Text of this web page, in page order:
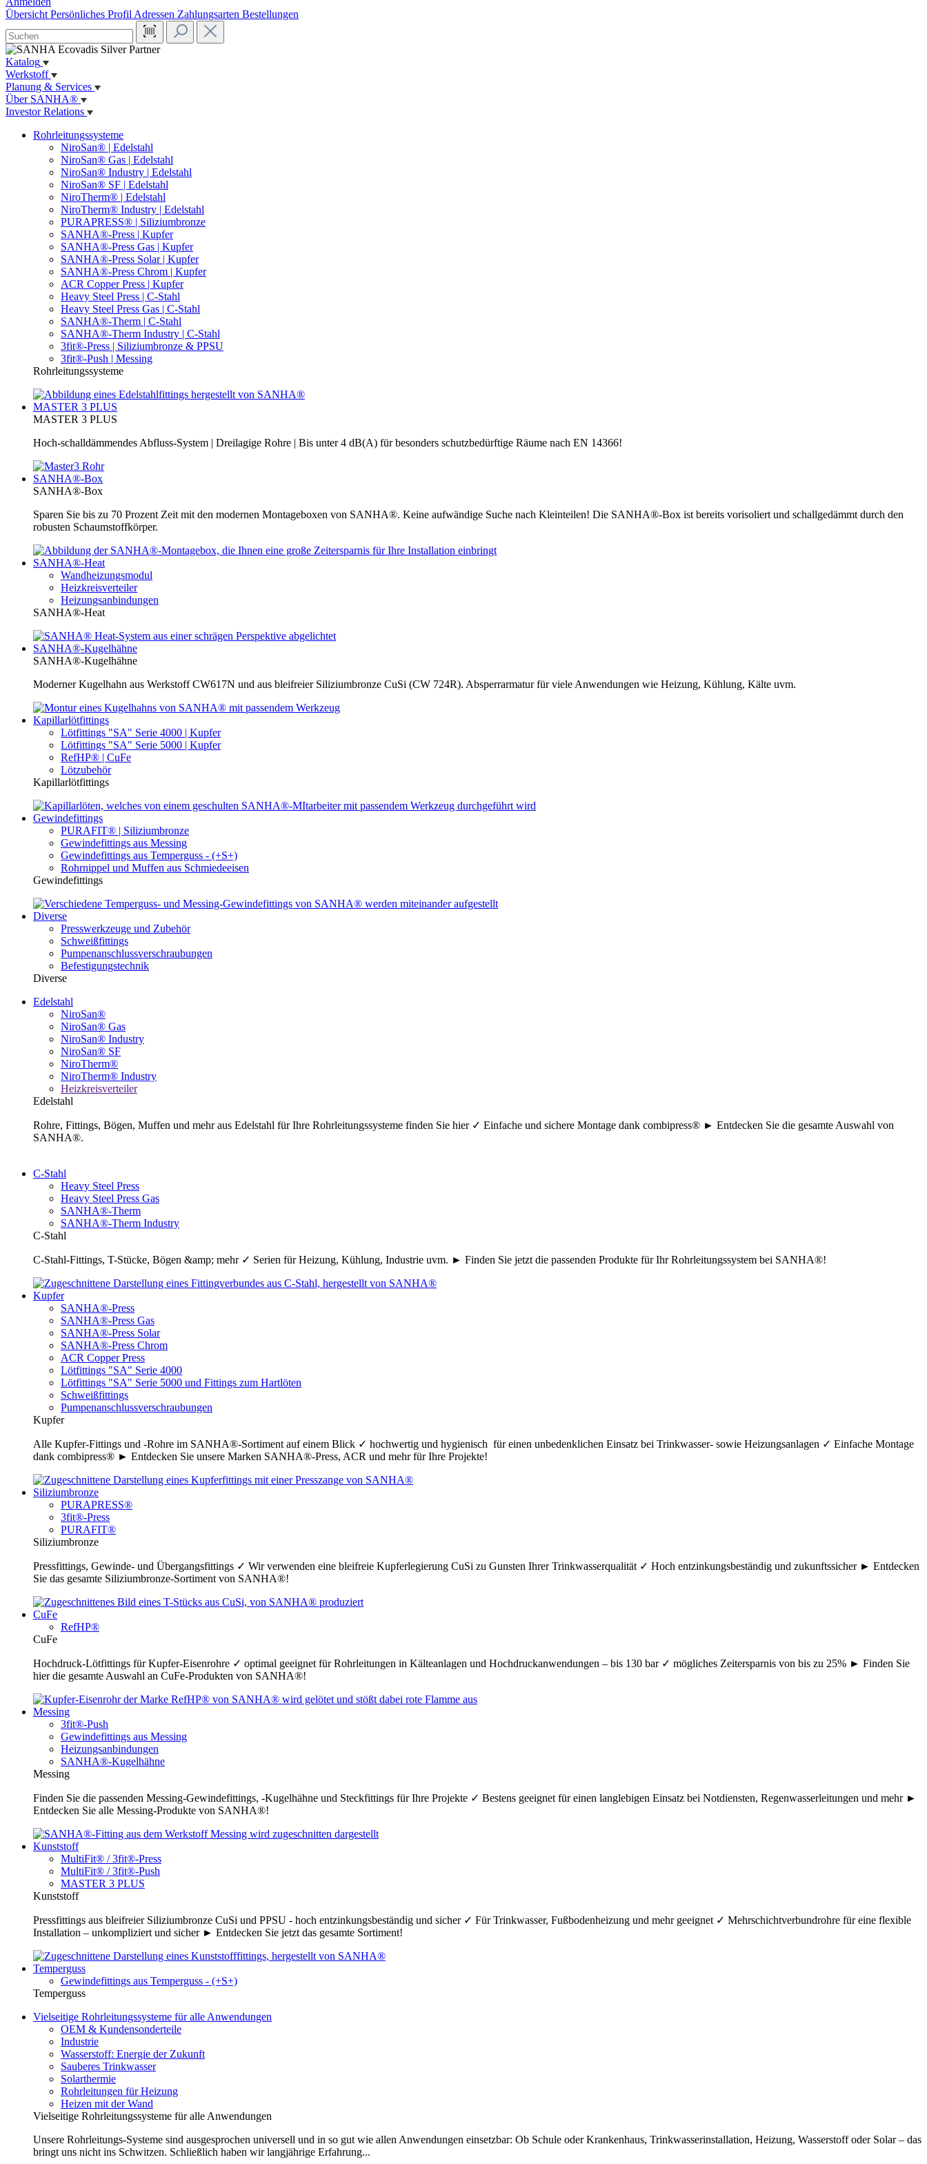
Übersicht Persönliches Profil Adressen Zahlungsarten Bestellungen
Katalog
Werkstoff
Planung & Services
Über SANHA®
Investor Relations
Rohrleitungssysteme
NiroSan® | Edelstahl
NiroSan® Gas | Edelstahl
NiroSan® Industry | Edelstahl
NiroSan® SF | Edelstahl
NiroTherm® | Edelstahl
NiroTherm® Industry | Edelstahl
PURAPRESS® | Siliziumbronze
SANHA®-Press | Kupfer
SANHA®-Press Gas | Kupfer
SANHA®-Press Solar | Kupfer
SANHA®-Press Chrom | Kupfer
ACR Copper Press | Kupfer
Heavy Steel Press | C-Stahl
Heavy Steel Press Gas | C-Stahl
SANHA®-Therm | C-Stahl
SANHA®-Therm Industry | C-Stahl
3fit®-Press | Siliziumbronze & PPSU
3fit®-Push | Messing
Rohrleitungssysteme
MASTER 3 PLUS
MASTER 3 PLUS
Hoch-schalldämmendes Abfluss-System | Dreilagige Rohre | Bis unter 4 dB(A) für besonders schutzbedürftige Räume nach EN 14366!
SANHA®-Box
SANHA®-Box
Sparen Sie bis zu 70 Prozent Zeit mit den modernen Montageboxen von SANHA®. Keine aufwändige Suche nach Kleinteilen! Die SANHA®-Box ist bereits vorisoliert und schallgedämmt durch den
robusten Schaumstoffkörper.
SANHA®-Heat
Wandheizungsmodul
Heizkreisverteiler
Heizungsanbindungen
SANHA®-Heat
SANHA®-Kugelhähne
SANHA®-Kugelhähne
Moderner Kugelhahn aus Werkstoff CW617N und aus bleifreier Siliziumbronze CuSi (CW 724R). Absperrarmatur für viele Anwendungen wie Heizung, Kühlung, Kälte uvm.
Kapillarlötfittings
Lötfittings "SA" Serie 4000 | Kupfer
Lötfittings "SA" Serie 5000 | Kupfer
RefHP® | CuFe
Lötzubehör
Kapillarlötfittings
Gewindefittings
PURAFIT® | Siliziumbronze
Gewindefittings aus Messing
Gewindefittings aus Temperguss - (+S+)
Rohrnippel und Muffen aus Schmiedeeisen
Gewindefittings
Diverse
Presswerkzeuge und Zubehör
Schweißfittings
Pumpenanschlussverschraubungen
Befestigungstechnik
Diverse
Edelstahl
NiroSan®
NiroSan® Gas
NiroSan® Industry
NiroSan® SF
NiroTherm®
NiroTherm® Industry
Heizkreisverteiler
Edelstahl
Rohre, Fittings, Bögen, Muffen und mehr aus Edelstahl für Ihre Rohrleitungssysteme finden Sie hier ✓ Einfache und sichere Montage dank combipress® ► Entdecken Sie die gesamte Auswahl von
SANHA®.
C-Stahl
Heavy Steel Press
Heavy Steel Press Gas
SANHA®-Therm
SANHA®-Therm Industry
C-Stahl
C-Stahl-Fittings, T-Stücke, Bögen &amp; mehr ✓ Serien für Heizung, Kühlung, Industrie uvm. ► Finden Sie jetzt die passenden Produkte für Ihr Rohrleitungssystem bei SANHA®!
Kupfer
SANHA®-Press
SANHA®-Press Gas
SANHA®-Press Solar
SANHA®-Press Chrom
ACR Copper Press
Lötfittings "SA" Serie 4000
Lötfittings "SA" Serie 5000 und Fittings zum Hartlöten
Schweißfittings
Pumpenanschlussverschraubungen
Kupfer
Alle Kupfer-Fittings und -Rohre im SANHA®-Sortiment auf einem Blick ✓ hochwertig und hygienisch für einen unbedenklichen Einsatz bei Trinkwasser- sowie Heizungsanlagen ✓ Einfache Montage
dank combipress® ► Entdecken Sie unsere Marken SANHA®-Press, ACR und mehr für Ihre Projekte!
Siliziumbronze
PURAPRESS®
3fit®-Press
PURAFIT®
Siliziumbronze
Pressfittings, Gewinde- und Übergangsfittings ✓ Wir verwenden eine bleifreie Kupferlegierung CuSi zu Gunsten Ihrer Trinkwasserqualität ✓ Hoch entzinkungsbeständig und zukunftssicher ► Entdecken
Sie das gesamte Siliziumbronze-Sortiment von SANHA®!
CuFe
RefHP®
CuFe
Hochdruck-Lötfittings für Kupfer-Eisenrohre ✓ optimal geeignet für Rohrleitungen in Kälteanlagen und Hochdruckanwendungen – bis 130 bar ✓ mögliches Zeitersparnis von bis zu 25% ► Finden Sie
hier die gesamte Auswahl an CuFe-Produkten von SANHA®!
Messing
3fit®-Push
Gewindefittings aus Messing
Heizungsanbindungen
SANHA®-Kugelhähne
Messing
Finden Sie die passenden Messing-Gewindefittings, -Kugelhähne und Steckfittings für Ihre Projekte ✓ Bestens geeignet für einen langlebigen Einsatz bei Notdiensten, Regenwasserleitungen und mehr ►
Entdecken Sie alle Messing-Produkte von SANHA®!
Kunststoff
MultiFit® / 3fit®-Press
MultiFit® / 3fit®-Push
MASTER 3 PLUS
Kunststoff
Pressfittings aus bleifreier Siliziumbronze CuSi und PPSU - hoch entzinkungsbeständig und sicher ✓ Für Trinkwasser, Fußbodenheizung und mehr geeignet ✓ Mehrschichtverbundrohre für eine flexible
Installation – unkompliziert und sicher ► Entdecken Sie jetzt das gesamte Sortiment!
Temperguss
Gewindefittings aus Temperguss - (+S+)
Temperguss
Vielseitige Rohrleitungssysteme für alle Anwendungen
OEM & Kundensonderteile
Industrie
Wasserstoff: Energie der Zukunft
Sauberes Trinkwasser
Solarthermie
Rohrleitungen für Heizung
Heizen mit der Wand
Vielseitige Rohrleitungssysteme für alle Anwendungen
Unsere Rohrleitungs-Systeme sind ausgesprochen universell und in so gut wie allen Anwendungen einsetzbar: Ob Schule oder Krankenhaus, Trinkwasserinstallation, Heizung, Wasserstoff oder Solar – das
bringt uns nicht ins Schwitzen. Schließlich haben wir langjährige Erfahrung...